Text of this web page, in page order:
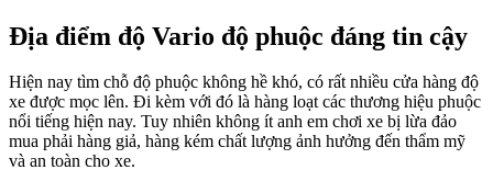
Địa điểm độ Vario độ phuộc đáng tin cậy
Hiện nay tìm chỗ độ phuộc không hề khó, có rất nhiều cửa hàng độ
xe được mọc lên. Đi kèm với đó là hàng loạt các thương hiệu phuộc
nổi tiếng hiện nay. Tuy nhiên không ít anh em chơi xe bị lừa đảo
mua phải hàng giả, hàng kém chất lượng ảnh hưởng đến thẩm mỹ
và an toàn cho xe.